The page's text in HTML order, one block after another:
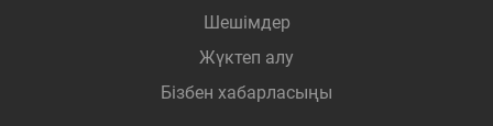
Шешімдер
Жүктеп алу
Бізбен хабарласыңы